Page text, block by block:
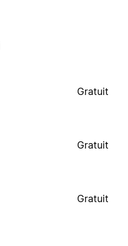
Gratuit
Gratuit
Gratuit